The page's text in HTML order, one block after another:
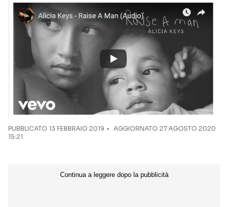
PUBBLICATO 13 FEBBRAIO 2019
AGGIORNATO 27 AGOSTO 2020
15:21